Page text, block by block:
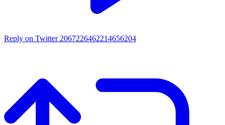
Reply on Twitter 2067226462214656204